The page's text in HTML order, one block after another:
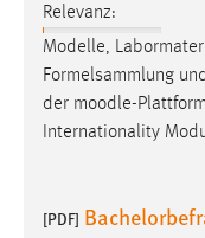
Relevanz:
Modelle,
Formelsammlung
der moodle-
Internationality
[PDF]